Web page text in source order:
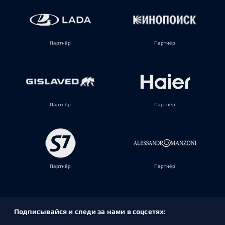
Партнёр Партнёр
Партнёр Партнёр
Партнёр Партнёр
Подписывайся и следи за нами в соцсетях: